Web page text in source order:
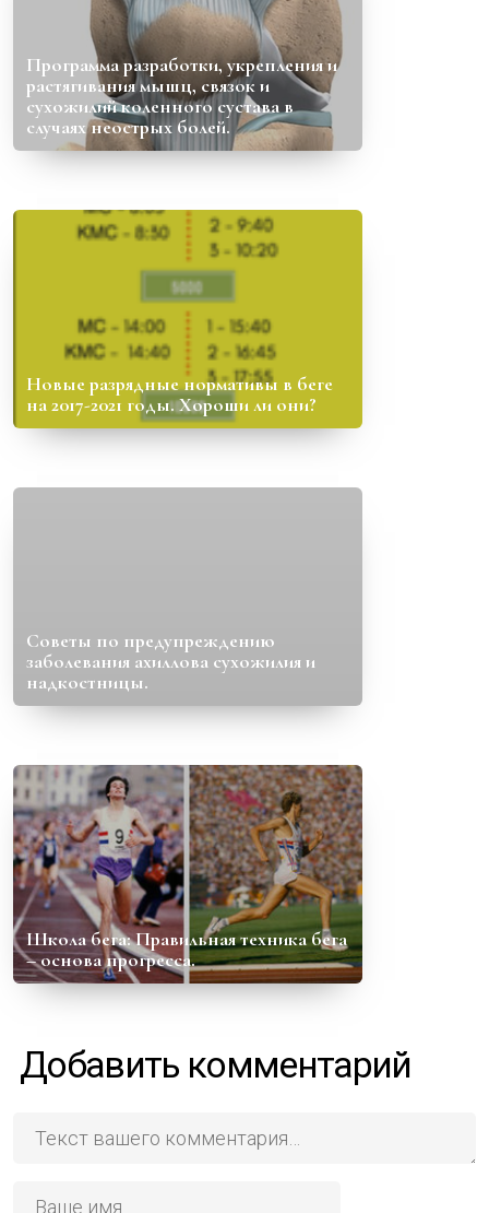
Программа разработки, укрепления и
растягивания мышц, связок и
сухожилий коленного сустава в
случаях неострых болей.
Новые разрядные нормативы в беге
на 2017-2021 годы. Хороши ли они?
Советы по предупреждению
заболевания ахиллова сухожилия и
надкостницы.
Школа бега: Правильная техника бега
– основа прогресса.
Добавить комментарий